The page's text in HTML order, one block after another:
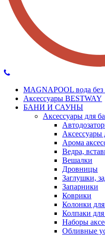
MAGNAPOOL вода без
Аксессуары BESTWAY
БАНИ И САУНЫ
Аксессуары для
Аксессуары
Арома
Ведра,
Вешалки
Дровницы
Заглушки,
Запарники
Коврики
Колонки
Колпаки
Наборы
Обливные